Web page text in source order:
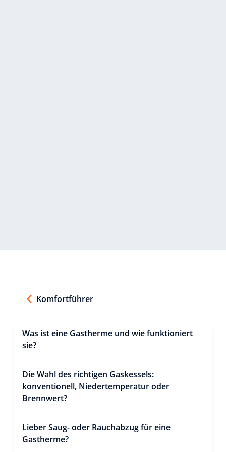
Komfortführer
Was ist eine Gastherme und wie funktioniert
sie?
Die Wahl des richtigen Gaskessels:
konventionell, Niedertemperatur oder
Brennwert?
Lieber Saug- oder Rauchabzug für eine
Gastherme?